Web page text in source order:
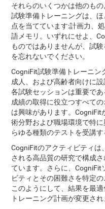
それらのいくつかは他のも
試験準備トレーニングは、
点を当てています:計画力、
語メモリ。いずれにせよ、
ものではありませんが、試
を忘れないでください。
CogniFit試験準備トレーニン
成人、および高齢者向けに
各試験セッションは重要で
成績の取得に役立つすべて
は興味があります。
術分野および職場環境で特
らゆる種類のテストを受講す
CogniFitのアクティビティは
される高品質の研究で構成
ています。さらに、CogniFit
ビティとその困難さを特定
このようにして、結果を最
トレーニング計画が変更され